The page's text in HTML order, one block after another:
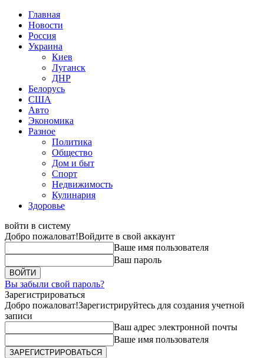
Главная
Новости
Россия
Украина
Киев
Луганск
ДНР
Белорусь
США
Авто
Экономика
Разное
Политика
Общество
Дом и быт
Спорт
Недвижимость
Кулинария
Здоровье
войти в систему
Добро пожаловат!Войдите в свой аккаунт
Ваше имя пользователя
Ваш пароль
Вы забыли свой пароль?
Зарегистрироваться
Добро пожаловат!Зарегистрируйтесь для создания учетной
записи
Ваш адрес электронной почты
Ваше имя пользователя